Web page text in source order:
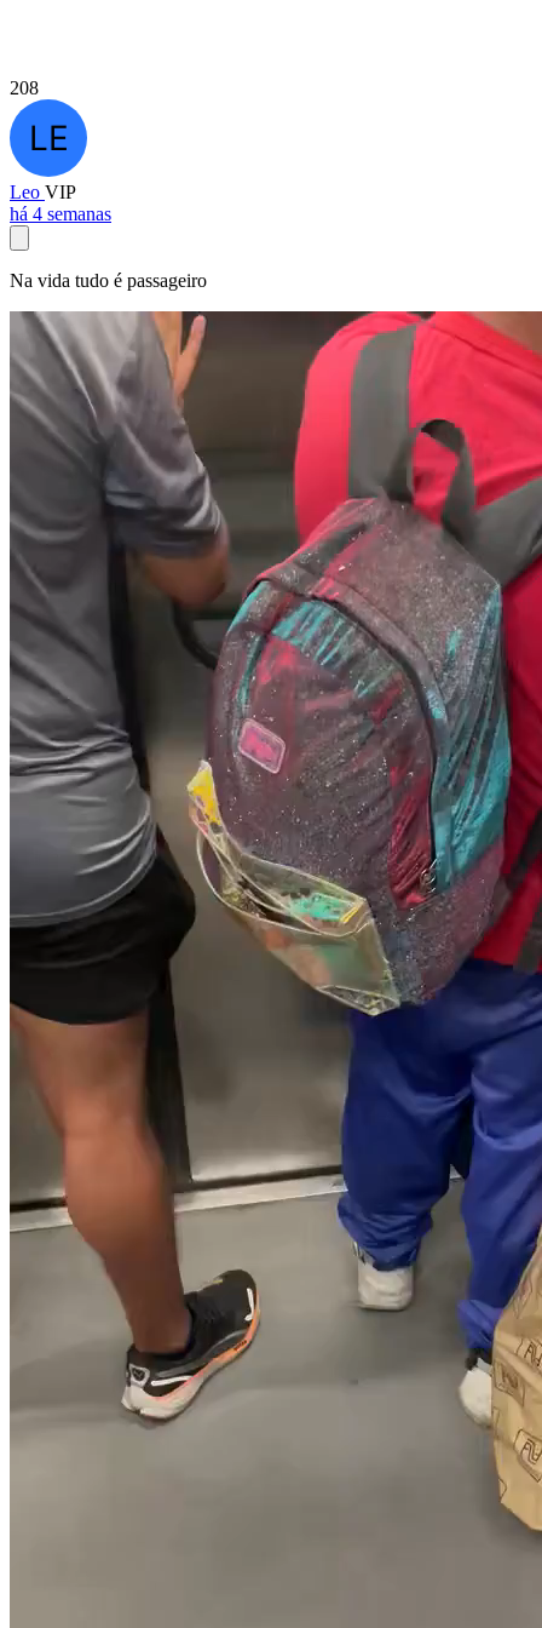
208
Leo VIP
há 4 semanas
Na vida tudo é passageiro